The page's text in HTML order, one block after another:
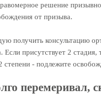
решение
от призыва.
получить консультацию
Если присутствует 2 стадия,
степени - подлежите
перемеривал,